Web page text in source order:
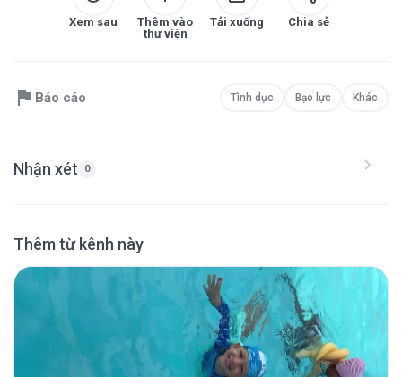
Xem sau
Thêm vào
thư viện
Tải xuống Chia sẻ
Báo cáo Tình dục Bạo lực Khác
Nhận xét 0
Thêm từ kênh này